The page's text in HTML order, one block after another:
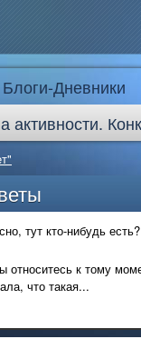
Блоги-Дневники
активности.
тут кто-нибудь есть?
к тому
что такая...